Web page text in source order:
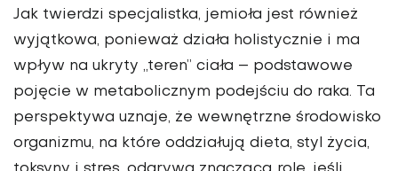
Jak twierdzi specjalistka, jemioła jest również
wyjątkowa, ponieważ działa holistycznie i ma
wpływ na ukryty „teren” ciała – podstawowe
pojęcie w metabolicznym podejściu do raka. Ta
perspektywa uznaje, że wewnętrzne środowisko
organizmu, na które oddziałują dieta, styl życia,